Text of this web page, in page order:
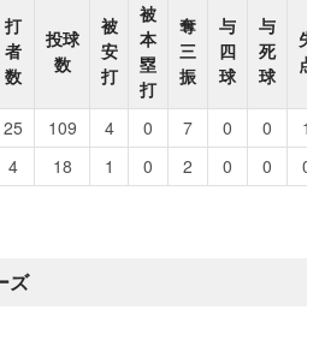
打
者
数
投球
数
被
安
打
被
本
塁
打
奪
三
振
与
四
球
与
死
球
失
点
25 109 4 0 7 0 0
1
4 18 1 0 2 0 0 0
ズ